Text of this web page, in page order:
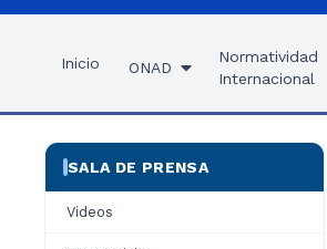
Inicio ONAD
Normatividad
Internacional
SALA DE PRENSA
Videos